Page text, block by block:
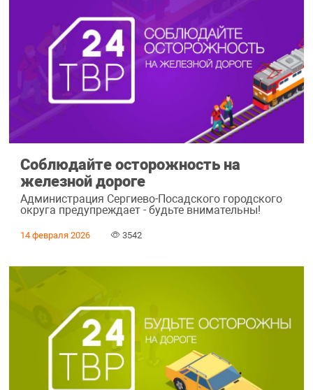
Соблюдайте осторожность на
железной дороге
Администрация Сергиево-Посадского городского
округа предупреждает - будьте внимательны!
14 февраля 2026 3542